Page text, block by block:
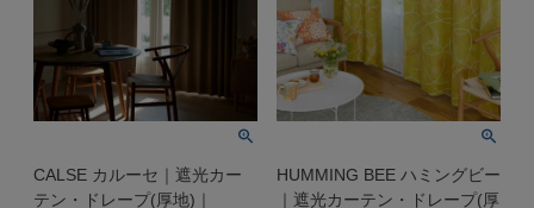
CALSE カルーセ｜遮光カー
テン・ドレープ(厚地)｜
HUMMING BEE ハミングビー
｜遮光カーテン・ドレープ(厚